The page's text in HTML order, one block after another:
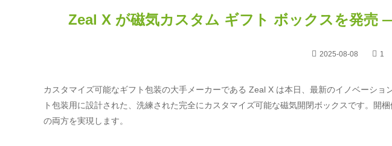
Zeal X が磁気カスタム ギフト ボックスを発売
2025-08-08 1
カスタマイズ可能なギフト包装の大手メーカーである Zeal X は本日、最新のイノベーショ
ト包装用に設計された、洗練された完全にカスタマイズ可能な磁気開閉ボックスです。開
の両方を実現します。